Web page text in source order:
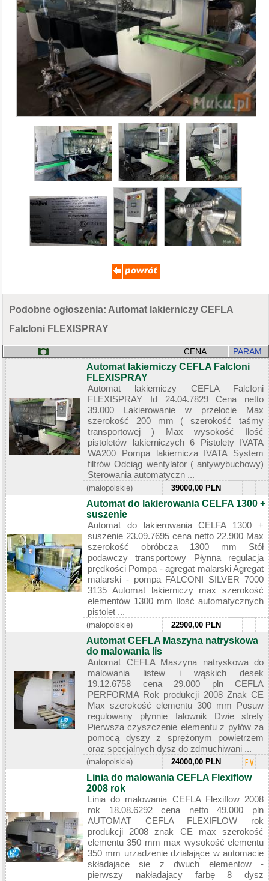
Podobne ogłoszenia: Automat lakierniczy CEFLA
FalcIoni FLEXISPRAY
CENA PARAM.
Automat lakierniczy CEFLA FalcIoni
FLEXISPRAY
Automat lakierniczy CEFLA FalcIoni
FLEXISPRAY Id 24.04.7829 Cena netto
39.000 Lakierowanie w przelocie Max
szerokość 200 mm ( szerokość taśmy
transportowej ) Max wysokość Ilość
pistoletów lakierniczych 6 Pistolety IVATA
WA200 Pompa lakiernicza IVATA System
filtrów Odciąg wentylator ( antywybuchowy)
Sterowania automatyczn ...
(małopolskie) 39000,00 PLN
Automat do lakierowania CELFA 1300 +
suszenie
Automat do lakierowania CELFA 1300 +
suszenie 23.09.7695 cena netto 22.900 Max
szerokość obróbcza 1300 mm Stół
podawczy transportowy Płynna regulacja
prędkości Pompa - agregat malarski Agregat
malarski - pompa FALCONI SILVER 7000
3135 Automat lakierniczy max szerokość
elementów 1300 mm Ilość automatycznych
pistolet ...
(małopolskie) 22900,00 PLN
Automat CEFLA Maszyna natryskowa
do malowania lis
Automat CEFLA Maszyna natryskowa do
malowania listew i wąskich desek
19.12.6758 cena 29.000 pln CEFLA
PERFORMA Rok produkcji 2008 Znak CE
Max szerokość elementu 300 mm Posuw
regulowany płynnie falownik Dwie strefy
Pierwsza czyszczenie elementu z pyłów za
pomocą dyszy z sprężonym powietrzem
oraz specjalnych dysz do zdmuchiwani ...
(małopolskie) 24000,00 PLN
Linia do malowania CEFLA Flexiflow
2008 rok
Linia do malowania CEFLA Flexiflow 2008
rok 18.08.6292 cena netto 49.000 pln
AUTOMAT CEFLA FLEXIFLOW rok
produkcji 2008 znak CE max szerokość
elementu 350 mm max wysokość elementu
350 mm urzadzenie działające w automacie
składajace sie z dwuch elementow -
pierwszy nakładajacy farbę 8 dysz